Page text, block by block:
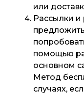
или
Рассылки
помощью
основном
Метод
случаях,